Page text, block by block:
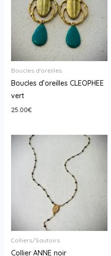
Boucles d'oreilles
Boucles d’oreilles CLEOPHEE
vert
25.00€
Colliers/Sautoirs
Collier ANNE noir